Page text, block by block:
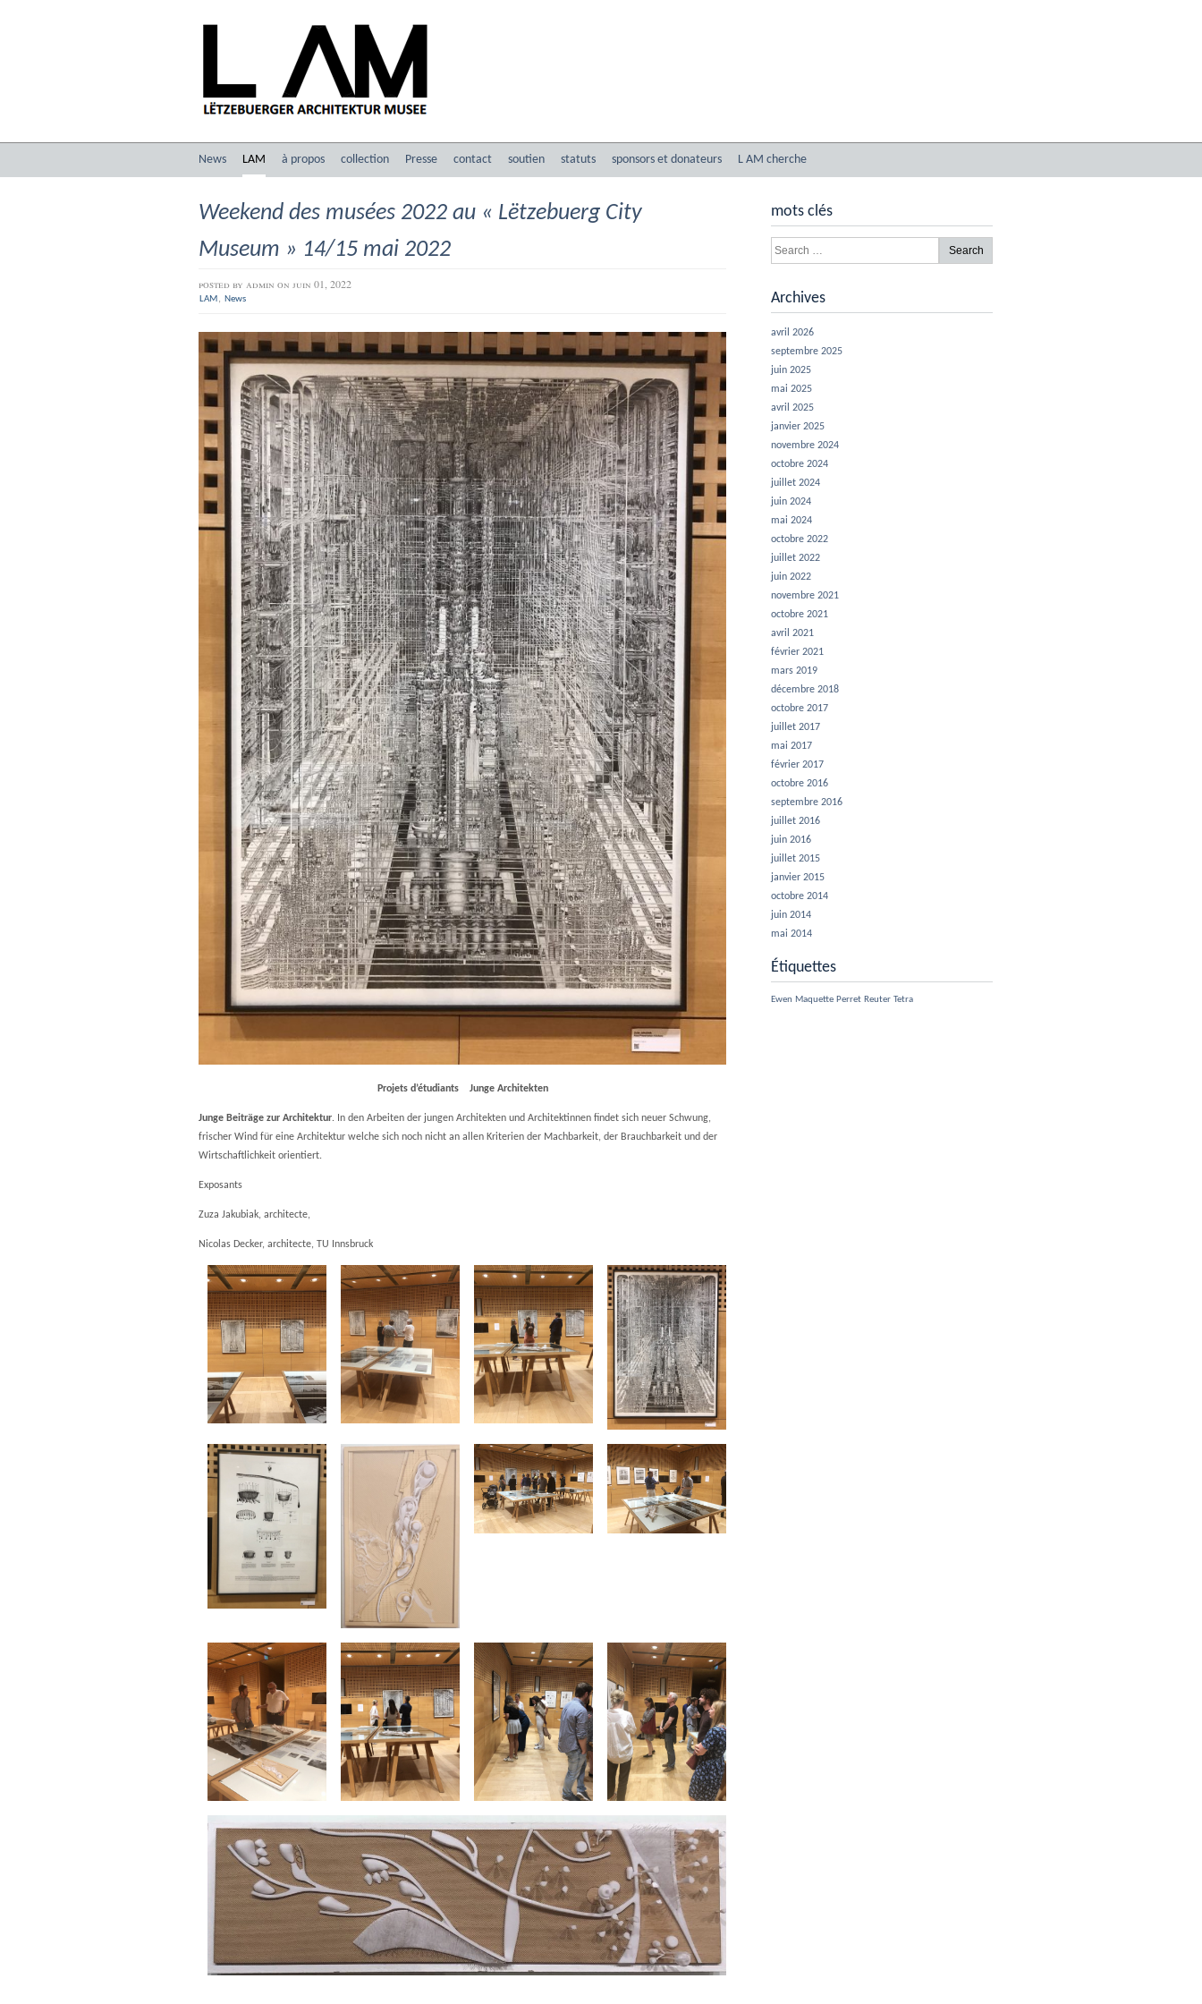
News LAM à propos collection Presse contact soutien statuts sponsors et donateurs L AM cherche
Weekend des musées 2022 au « Lëtzebuerg City
Museum » 14/15 mai 2022
posted by admin on juin 01, 2022
LAM , News
Projets d’étudiants Junge Architekten
Junge Beiträge zur Architektur. In den Arbeiten der jungen Architekten und Architektinnen findet sich neuer Schwung,
frischer Wind für eine Architektur welche sich noch nicht an allen Kriterien der Machbarkeit, der Brauchbarkeit und der
Wirtschaftlichkeit orientiert.
Exposants
Zuza Jakubiak, architecte,
Nicolas Decker, architecte, TU Innsbruck
mots clés
Archives
avril 2026
septembre 2025
juin 2025
mai 2025
avril 2025
janvier 2025
novembre 2024
octobre 2024
juillet 2024
juin 2024
mai 2024
octobre 2022
juillet 2022
juin 2022
novembre 2021
octobre 2021
avril 2021
février 2021
mars 2019
décembre 2018
octobre 2017
juillet 2017
mai 2017
février 2017
octobre 2016
septembre 2016
juillet 2016
juin 2016
juillet 2015
janvier 2015
octobre 2014
juin 2014
mai 2014
Étiquettes
Ewen Maquette Perret Reuter Tetra